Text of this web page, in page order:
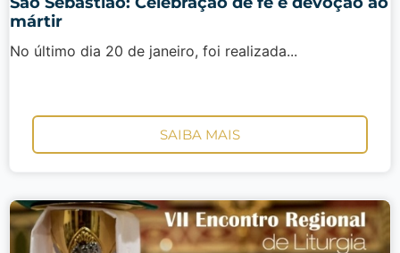
mártir
No último dia 20 de janeiro, foi realizada...
SAIBA MAIS